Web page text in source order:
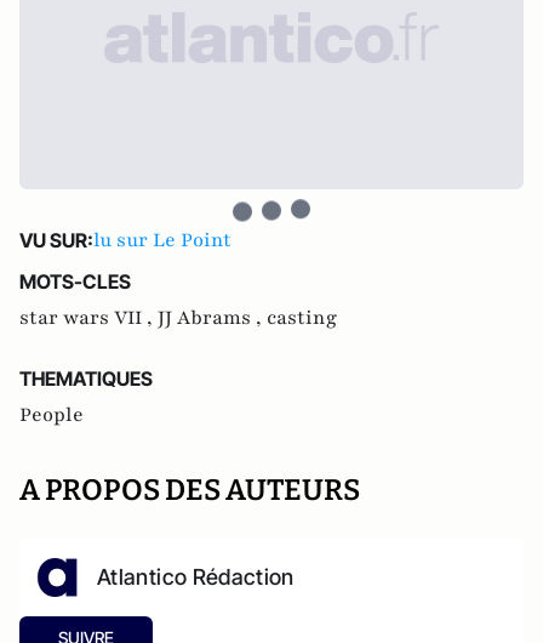
VU SUR:lu sur Le Point
MOTS-CLES
star wars VII , JJ Abrams , casting
THEMATIQUES
People
A PROPOS DES AUTEURS
Atlantico Rédaction
SUIVRE